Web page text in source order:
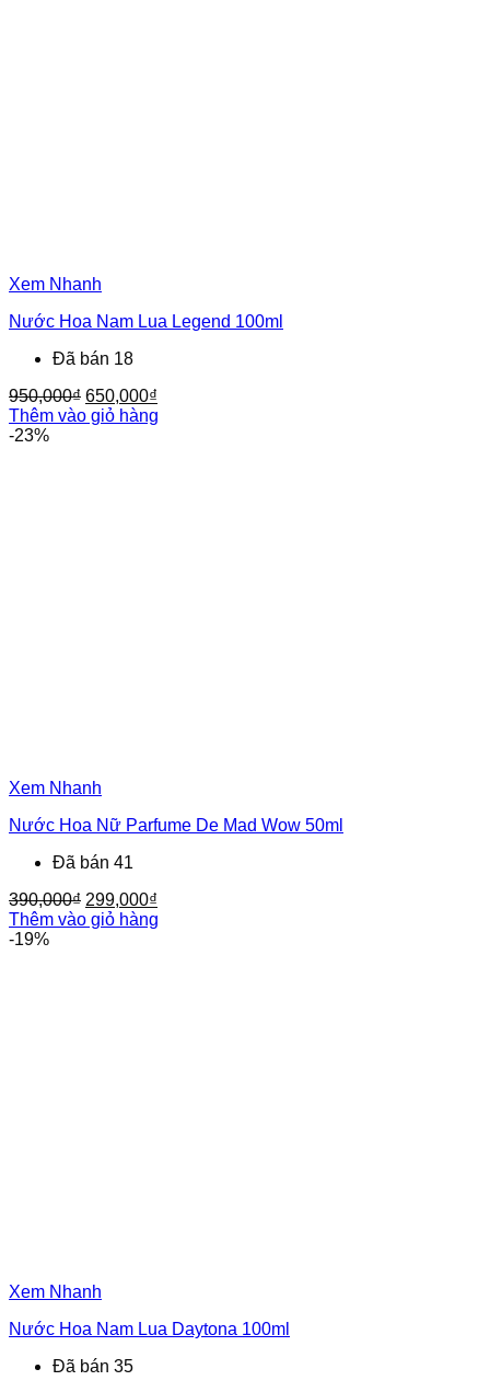
Xem Nhanh
Nước Hoa Nam Lua Legend 100ml
Đã bán 18
950,000₫ Giá
gốc
650,000₫
hiện
Thêm vào giỏ hàng
-23%
Xem Nhanh
Nước Hoa Nữ Parfume De Mad Wow 50ml
Đã bán 41
390,000₫ Giá
gốc
299,000₫
hiện
Thêm vào giỏ hàng
-19%
Xem Nhanh
Nước Hoa Nam Lua Daytona 100ml
Đã bán 35